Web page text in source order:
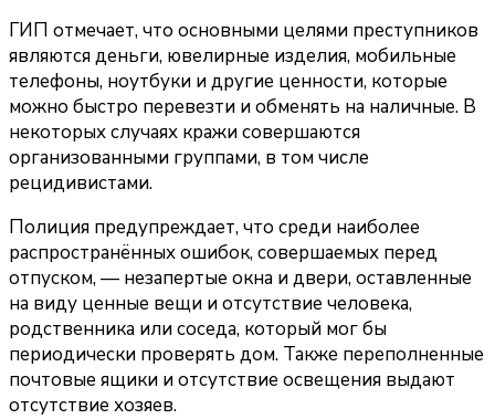
ГИП отмечает, что основными целями преступников
являются деньги, ювелирные изделия, мобильные
телефоны, ноутбуки и другие ценности, которые
можно быстро перевезти и обменять на наличные. В
некоторых случаях кражи совершаются
организованными группами, в том числе
рецидивистами.
Полиция предупреждает, что среди наиболее
распространённых ошибок, совершаемых перед
отпуском, — незапертые окна и двери, оставленные
на виду ценные вещи и отсутствие человека,
родственника или соседа, который мог бы
периодически проверять дом. Также переполненные
почтовые ящики и отсутствие освещения выдают
отсутствие хозяев.